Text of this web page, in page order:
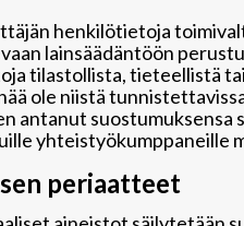
henkilötietoja
lainsäädäntöön
tilastollista, tieteellistä
ole niistä
antanut
yhteistyökumppaneille
periaatteet